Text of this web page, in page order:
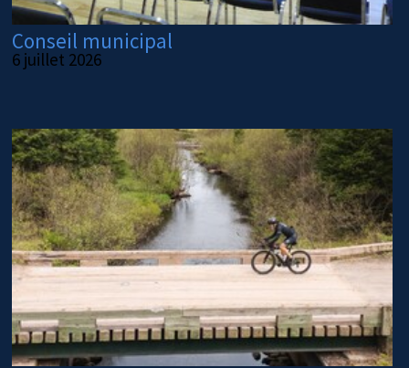
Conseil municipal
6 juillet 2026